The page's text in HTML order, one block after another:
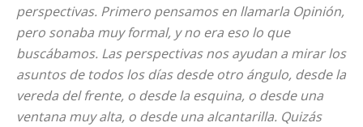
perspectivas. Primero pensamos en llamarla Opinión,
pero sonaba muy formal, y no era eso lo que
buscábamos. Las perspectivas nos ayudan a mirar los
asuntos de todos los días desde otro ángulo, desde la
vereda del frente, o desde la esquina, o desde una
ventana muy alta, o desde una alcantarilla. Quizás